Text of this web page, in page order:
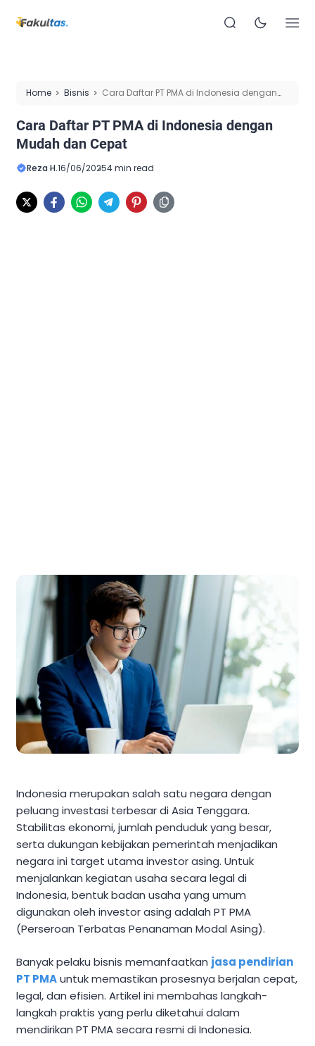
Home Bisnis
Cara Daftar PT PMA di Indonesia dengan
Cara Daftar PT PMA di Indonesia dengan
Mudah dan Cepat
Reza H.16/06/20254 min read
Indonesia merupakan salah satu negara dengan
peluang investasi terbesar di Asia Tenggara.
Stabilitas ekonomi, jumlah penduduk yang besar,
serta dukungan kebijakan pemerintah menjadikan
negara ini target utama investor asing. Untuk
menjalankan kegiatan usaha secara legal di
Indonesia, bentuk badan usaha yang umum
digunakan oleh investor asing adalah PT PMA
(Perseroan Terbatas Penanaman Modal Asing).
Banyak pelaku bisnis memanfaatkan jasa pendirian
PT PMAuntuk memastikan prosesnya berjalan cepat,
legal, dan efisien. Artikel ini membahas langkah-
langkah praktis yang perlu diketahui dalam
mendirikan PT PMA secara resmi di Indonesia.